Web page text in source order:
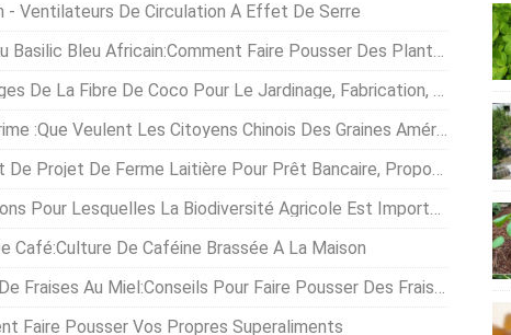
- Ventilateurs De Circulation À Effet De Serre
Bleu Africain:Comment Faire Pousser Des Plantes De Basilic Africain
De La Fibre De Coco Pour Le Jardinage, Fabrication, Les Usages
:que Veulent Les Citoyens Chinois Des Graines Américaines ?
Projet De Ferme Laitière Pour Prêt Bancaire, Proposition De Projet
Pour Lesquelles La Biodiversité Agricole Est Importante
Café:Culture De Caféine Brassée À La Maison
Fraises Au Miel:Conseils Pour Faire Pousser Des Fraises Au Miel
Faire Pousser Vos Propres Superaliments